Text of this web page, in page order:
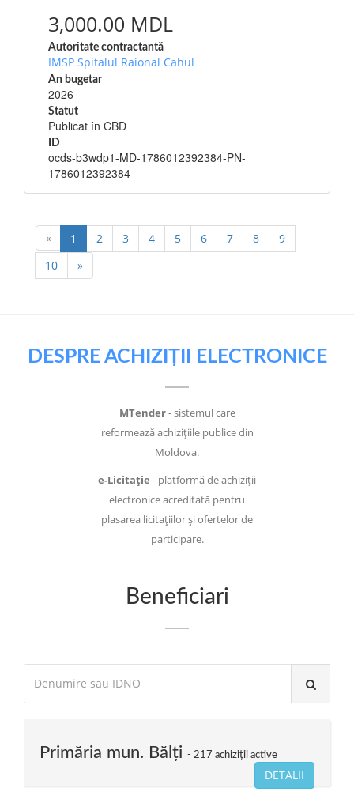
3,000.00 MDL
Autoritate contractantă
IMSP Spitalul Raional Cahul
An bugetar
2026
Statut
Publicat în CBD
ID
ocds-b3wdp1-MD-1786012392384-PN-
1786012392384
« 1 2 3 4 5 6 7 8
9
10
»
DESPRE ACHIZIȚII ELECTRONICE
MTender- sistemul care
reformează achizițiile publice din
Moldova.
e-Licitație - platformă de achiziții
electronice acreditată pentru
plasarea licitațiilor și ofertelor de
participare.
Beneficiari
Primăria mun. Bălți 217 achiziții active
DETALII